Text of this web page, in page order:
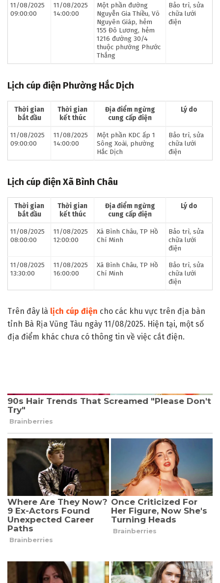
11/08/2025
09:00:00
11/08/2025
14:00:00
Một phần đường
Nguyễn Gia Thiều, Võ
Nguyên Giáp, hẻm
155 Đô Lương, hẻm
1216 đường 30/4
thuộc phường Phước
Thắng
Bảo trì, sửa
chữa lưới
điện
Lịch cúp điện Phường Hắc Dịch
Thời gian
bắt đầu
Thời gian
kết thúc
Địa điểm ngừng
cung cấp điện
Lý do
11/08/2025
09:00:00
11/08/2025
14:00:00
Một phần KDC ấp 1
Sông Xoài, phường
Hắc Dịch
Bảo trì, sửa
chữa lưới
điện
Lịch cúp điện Xã Bình Châu
Thời gian
bắt đầu
Thời gian
kết thúc
Địa điểm ngừng
cung cấp điện
Lý do
11/08/2025
08:00:00
11/08/2025
12:00:00
Xã Bình Châu, TP Hồ
Chí Minh
Bảo trì, sửa
chữa lưới
điện
11/08/2025
13:30:00
11/08/2025
16:00:00
Xã Bình Châu, TP Hồ
Chí Minh
Bảo trì, sửa
chữa lưới
điện
Trên đây là lịch cúp điện cho các khu vực trên địa bàn
tỉnh Bà Rịa Vũng Tàu ngày 11/08/2025. Hiện tại, một số
địa điểm khác chưa có thông tin về việc cắt điện.